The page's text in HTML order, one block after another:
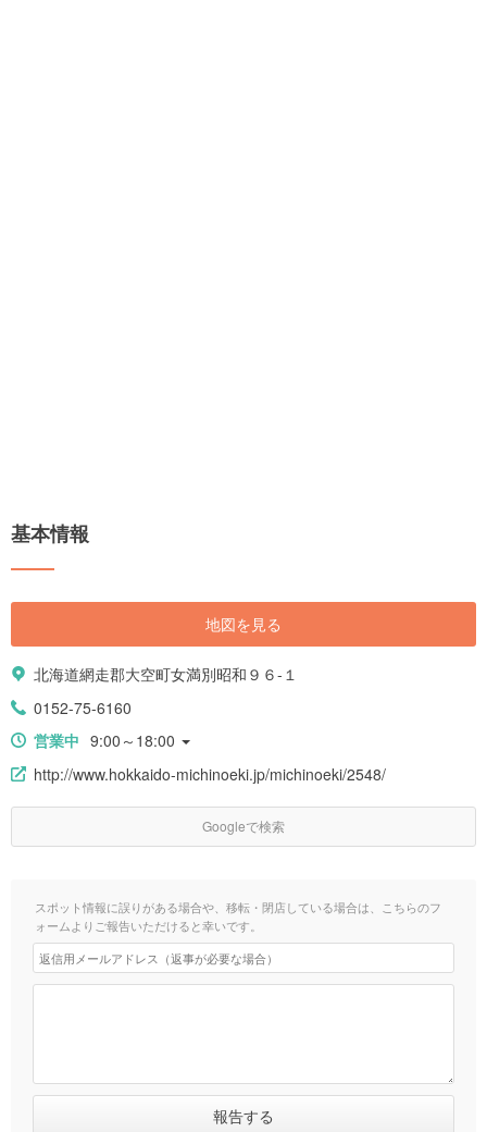
基本情報
地図を見る
北海道網走郡大空町女満別昭和９６-１
0152-75-6160
営業中 9:00～18:00
http://www.hokkaido-michinoeki.jp/michinoeki/2548/
Googleで検索
スポット情報に誤りがある場合や、移転・閉店している場合は、こちらのフ
ォームよりご報告いただけると幸いです。